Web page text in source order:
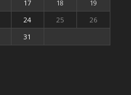
17 18
19
24 25
26
31